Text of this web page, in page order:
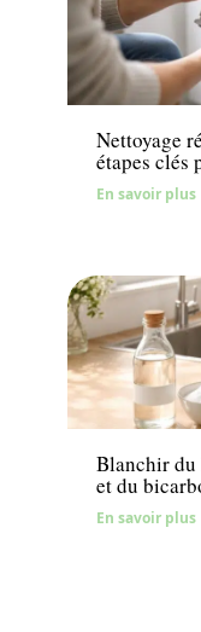
Maison
Nettoyage
étapes clés
En savoir plus
Maison
Blanchir du
et du
En savoir plus